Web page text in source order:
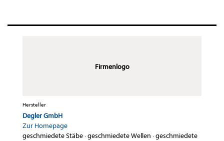
Firmenlogo
Hersteller
Degler GmbH
Zur Homepage
geschmiedete Stäbe·geschmiedete Wellen ·geschmiedete